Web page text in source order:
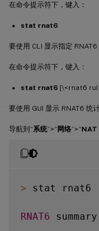
在命令提示符下，键入：
stat rnat6
要使用 CLI 显示指定
在命令提示符下，键入：
stat rnat6 [\<rnat6
要使用 GUI 显示 RNAT6 统
导航到“系统”>“ 网络”>“NAT
> stat rnat6
RNAT6 summary